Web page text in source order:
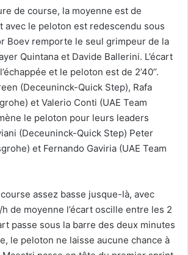
de course, la moyenne est de
avec le peloton est redescendu sous
Boev remporte le seul grimpeur de la
Quintana et Davide Ballerini. L’écart
et le peloton est de 2’40’’.
(Deceuninck-Quick Step), Rafa
et Valerio Conti (UAE Team
le peloton pour leurs leaders
(Deceuninck-Quick Step) Peter
et Fernando Gaviria (UAE Team
assez basse jusque-là, avec
de moyenne l’écart oscille entre les 2
passe sous la barre des deux minutes
le peloton ne laisse aucune chance à